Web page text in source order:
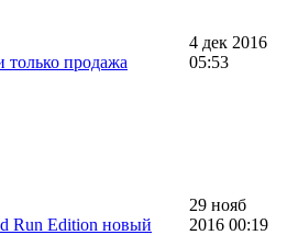
только продажа
4 дек 2016
05:53
Run Edition новый
29 нояб
2016 00:19